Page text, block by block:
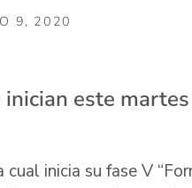
9, 2020
este
inicia su fase V